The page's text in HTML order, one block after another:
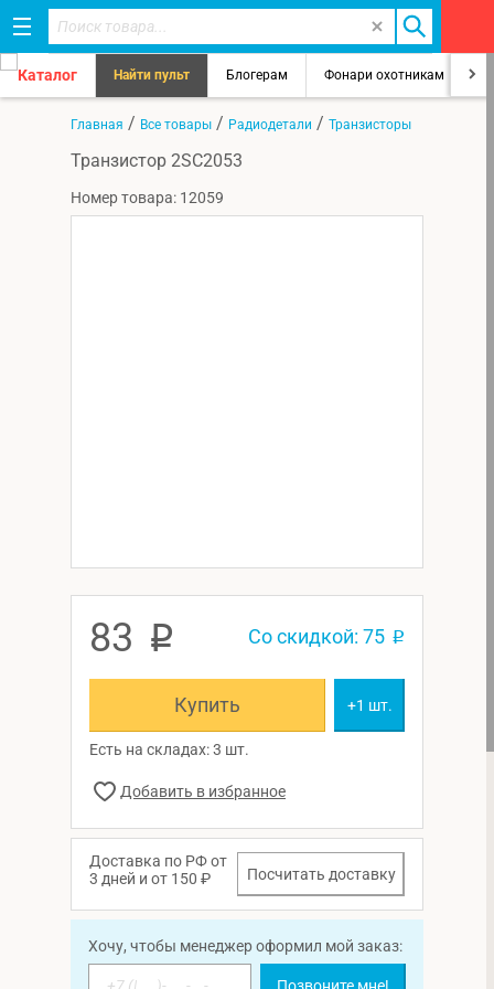
Каталог Найти пульт Блогерам Фонари охотникам
Главная / Все товары / Радиодетали / Транзисторы
Транзистор 2SC2053
Номер товара: 12059
83 p Со скидкой: 75 p
Купить +1 шт.
Есть на складах: 3 шт.
Доставка по РФ от
3 дней и от 150 ₽
Посчитать доставку
Хочу, чтобы менеджер оформил мой заказ:
Позвоните мне!